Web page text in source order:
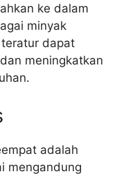
ke dalam
minyak
dapat
meningkatkan
adalah
mengandung